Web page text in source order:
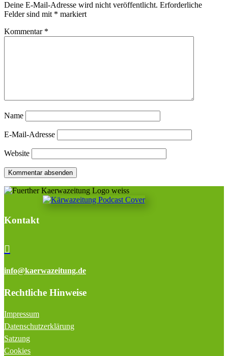
Deine E-Mail-Adresse wird nicht veröffentlicht. Erforderliche
Felder sind mit * markiert
Kommentar *
Name
E-Mail-Adresse
Website
Kontakt

info@kaerwazeitung.de
Rechtliche Hinweise
Impressum
Datenschutzerklärung
Satzung
Cookies